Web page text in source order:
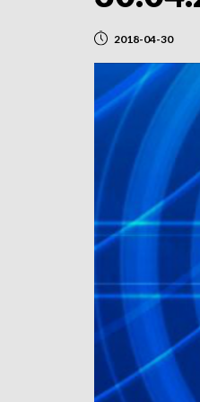
2018-04-30